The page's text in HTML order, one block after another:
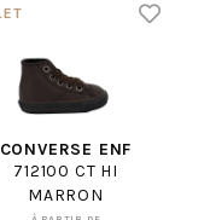
CONVERSE ENF
712100 CT HI
MARRON